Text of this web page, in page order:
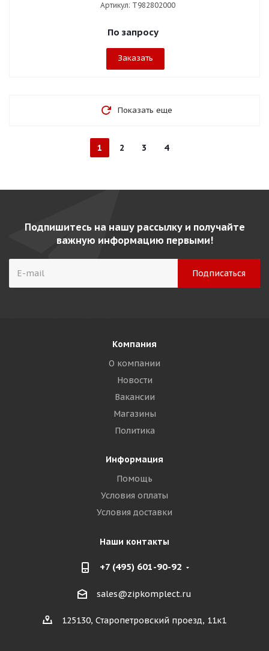
Артикул: T982802000
По запросу
Заказать
Показать еще
1 2 3 4
Подпишитесь на нашу рассылку и получайте
важную информацию первыми!
Компания
О компании
Новости
Вакансии
Магазины
Политика
Информация
Помощь
Условия оплаты
Условия доставки
Наши контакты
+7 (495) 601-90-92
sales@zipkomplect.ru
125130, Старопетровский проезд, 11к1